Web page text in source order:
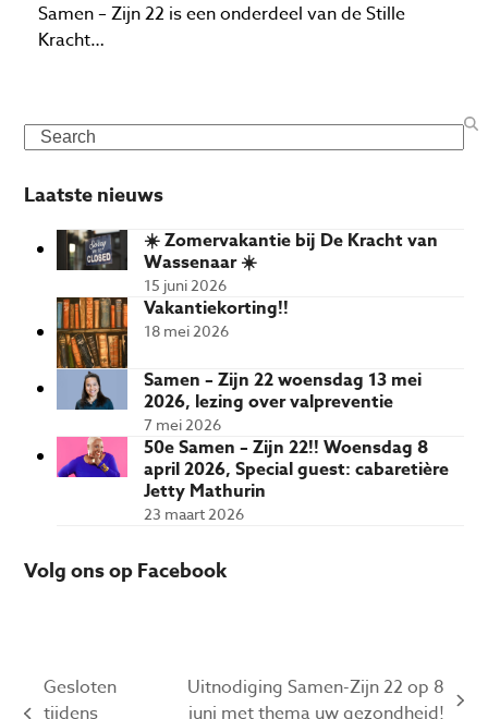
Samen – Zijn 22 is een onderdeel van de Stille
Kracht…
Search
Laatste nieuws
☀️ Zomervakantie bij De Kracht van
Wassenaar ☀️
15 juni 2026
Vakantiekorting!!
18 mei 2026
Samen – Zijn 22 woensdag 13 mei
2026, lezing over valpreventie
7 mei 2026
50e Samen – Zijn 22!! Woensdag 8
april 2026, Special guest: cabaretière
Jetty Mathurin
23 maart 2026
Volg ons op Facebook
Gesloten
next
Uitnodiging Samen-Zijn 22 op 8